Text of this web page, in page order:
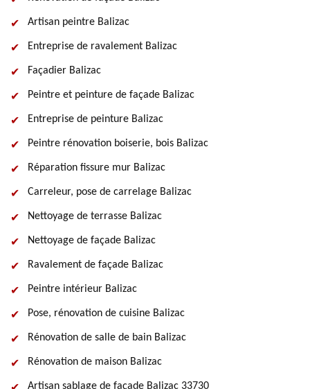
Artisan peintre Balizac
Entreprise de ravalement Balizac
Façadier Balizac
Peintre et peinture de façade Balizac
Entreprise de peinture Balizac
Peintre rénovation boiserie, bois Balizac
Réparation fissure mur Balizac
Carreleur, pose de carrelage Balizac
Nettoyage de terrasse Balizac
Nettoyage de façade Balizac
Ravalement de façade Balizac
Peintre intérieur Balizac
Pose, rénovation de cuisine Balizac
Rénovation de salle de bain Balizac
Rénovation de maison Balizac
Artisan sablage de façade Balizac 33730